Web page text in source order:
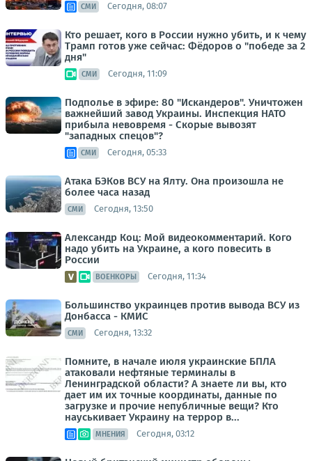
СМИ Сегодня, 08:07
Кто решает, кого в России нужно убить, и к чему
Трамп готов уже сейчас: Фёдоров о "победе за 2
дня"
СМИ Сегодня, 11:09
Подполье в эфире: 80 "Искандеров". Уничтожен
важнейший завод Украины. Инспекция НАТО
прибыла невовремя - Скорые вывозят
"западных спецов"?
СМИ Сегодня, 05:33
Атака БЭКов ВСУ на Ялту. Она произошла не
более часа назад
СМИ Сегодня, 13:50
Александр Коц: Мой видеокомментарий. Кого
надо убить на Украине, а кого повесить в
России
ВОЕНКОРЫ Сегодня, 11:34
Большинство украинцев против вывода ВСУ из
Донбасса - КМИС
СМИ Сегодня, 13:32
Помните, в начале июля украинские БПЛА
атаковали нефтяные терминалы в
Ленинградской области? А знаете ли вы, кто
дает им их точные координаты, данные по
загрузке и прочие непубличные вещи? Кто
науськивает Украину на террор в...
МНЕНИЯ Сегодня, 03:12